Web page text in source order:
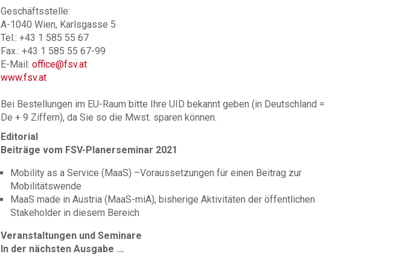
Geschäftsstelle:
A-1040 Wien, Karlsgasse 5
Tel.: +43 1 585 55 67
Fax.: +43 1 585 55 67-99
E-Mail:office@fsv.at
www.fsv.at
Bei Bestellungen im EU-Raum bitte Ihre UID bekannt geben (in Deutschland =
De + 9 Ziffern), da Sie so die Mwst. sparen können.
Editorial
Beiträge vom FSV-Planerseminar 2021
Mobility as a Service (MaaS) –Voraussetzungen für einen Beitrag zur
Mobilitätswende
MaaS made in Austria (MaaS-miA), bisherige Aktivitäten der öffentlichen
Stakeholder in diesem Bereich
Veranstaltungen und Seminare
In der nächsten Ausgabe ...